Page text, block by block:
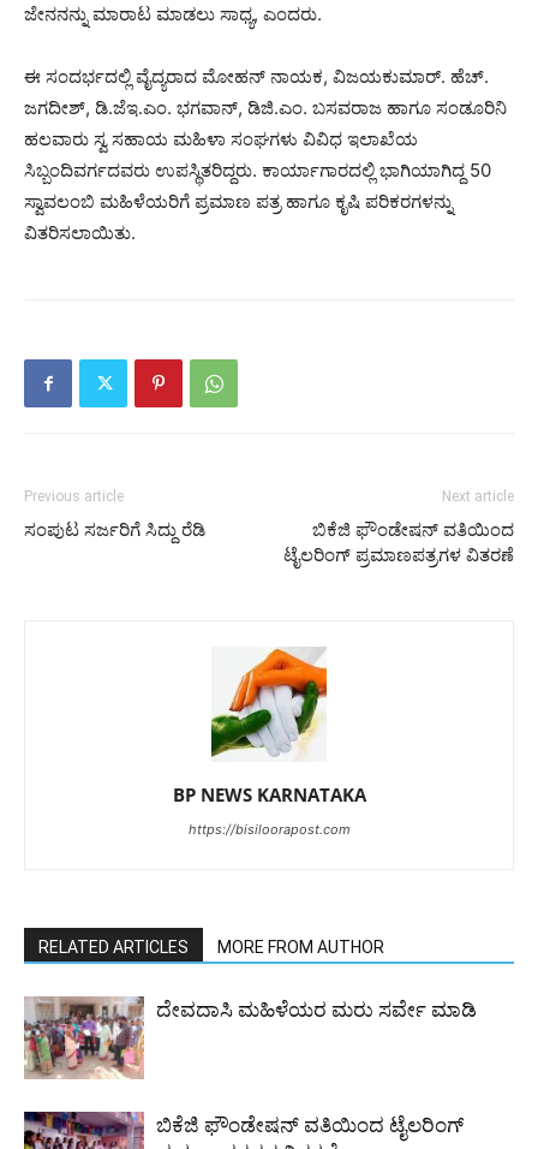
ಜೇನನನ್ನು ಮಾರಾಟ ಮಾಡಲು ಸಾಧ್ಯ, ಎಂದರು.
ಈ ಸಂದರ್ಭದಲ್ಲಿ ವೈದ್ಯರಾದ ಮೋಹನ್ ನಾಯಕ, ವಿಜಯಕುಮಾರ್. ಹೆಚ್.
ಜಗದೀಶ್, ಡಿ.ಜೆಇ.ಎಂ. ಭಗವಾನ್, ಡಿಜಿ.ಎಂ. ಬಸವರಾಜ ಹಾಗೂ ಸಂಡೂರಿನಿ
ಹಲವಾರು ಸ್ವ ಸಹಾಯ ಮಹಿಳಾ ಸಂಘಗಳು ವಿವಿಧ ಇಲಾಖೆಯ
ಸಿಬ್ಬಂದಿವರ್ಗದವರು ಉಪಸ್ಥಿತರಿದ್ದರು. ಕಾರ್ಯಾಗಾರದಲ್ಲಿ ಭಾಗಿಯಾಗಿದ್ದ 50
ಸ್ವಾವಲಂಬಿ ಮಹಿಳೆಯರಿಗೆ ಪ್ರಮಾಣ ಪತ್ರ ಹಾಗೂ ಕೃಷಿ ಪರಿಕರಗಳನ್ನು
ವಿತರಿಸಲಾಯಿತು.
Previous article
ಸಂಪುಟ ಸರ್ಜರಿಗೆ ಸಿದ್ದು ರೆಡಿ
Next article
ಬಿಕೆಜಿ ಫೌಂಡೇಷನ್ ವತಿಯಿಂದ
ಟೈಲರಿಂಗ್ ಪ್ರಮಾಣಪತ್ರಗಳ ವಿತರಣೆ
BP NEWS KARNATAKA
https://bisiloorapost.com
RELATED ARTICLES MORE FROM AUTHOR
ದೇವದಾಸಿ ಮಹಿಳೆಯರ ಮರು ಸರ್ವೇ ಮಾಡಿ
ಬಿಕೆಜಿ ಫೌಂಡೇಷನ್ ವತಿಯಿಂದ ಟೈಲರಿಂಗ್